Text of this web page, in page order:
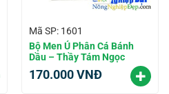
Mã SP: 1601
Bộ Men Ủ Phân Cá Bánh
Dầu – Thầy Tám Ngọc
170.000VNĐ